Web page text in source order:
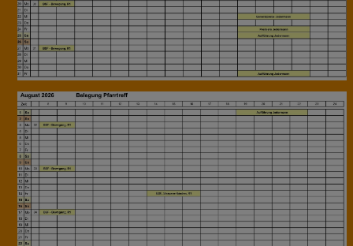
Pfarrtreff - Terminanfrage &
Tarife
Kalender Pfarrtreffreservierungen
Veranstaltungen
Lektoren- &
Kommunionspenderplan
Ministranteneinteilung